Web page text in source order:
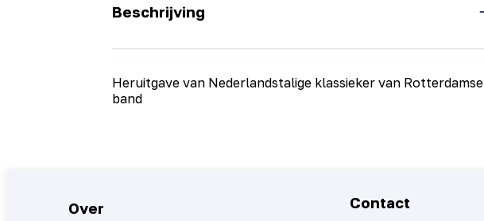
Beschrijving
Heruitgave van Nederlandstalige klassieker van Rotterdamse
band
Over Contact